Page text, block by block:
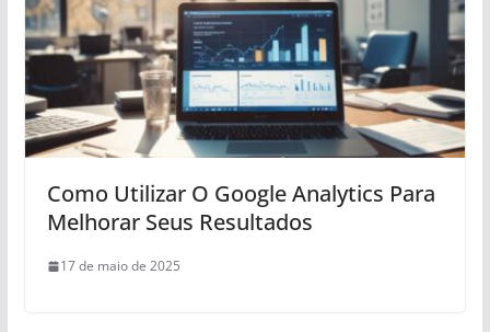
Como Utilizar O Google Analytics Para
Melhorar Seus Resultados
17 de maio de 2025